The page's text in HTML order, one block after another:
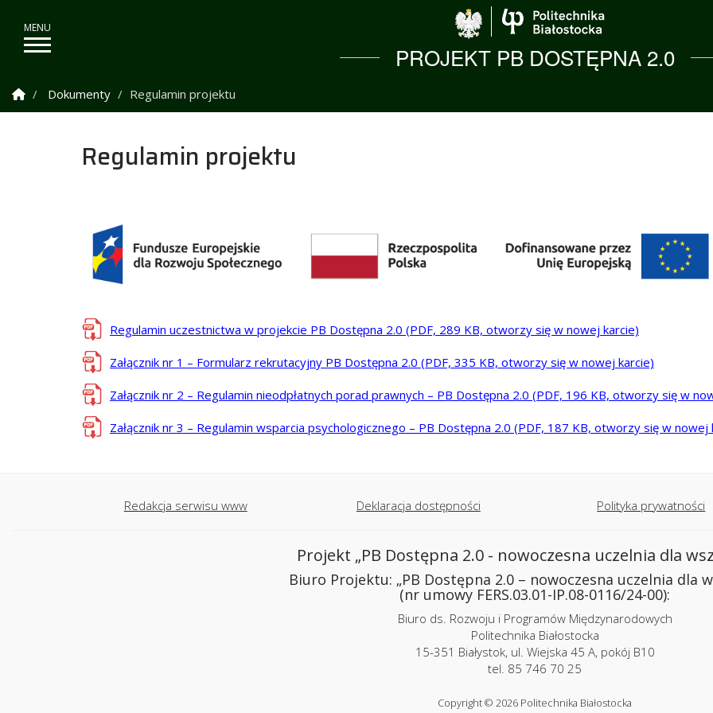
PROJEKT PB DOSTĘPNA 2.0
Strona Główna
Dokumenty Regulamin projektu
Regulamin projektu
Regulamin uczestnictwa w projekcie PB Dostępna 2.0 (PDF, 289 KB, otworzy się w nowej karcie)
Załącznik nr 1 – Formularz rekrutacyjny PB Dostępna 2.0 (PDF, 335 KB, otworzy się w nowej karcie)
Załącznik nr 2 – Regulamin nieodpłatnych porad prawnych – PB Dostępna 2.0 (PDF, 196 KB, otworzy się w
Załącznik nr 3 – Regulamin wsparcia psychologicznego – PB Dostępna 2.0 (PDF, 187 KB, otworzy się w nowej
Redakcja serwisu www Deklaracja dostępności Polityka prywatności
Projekt „PB Dostępna 2.0 - nowoczesna uczelnia dla
Biuro Projektu: „PB Dostępna 2.0 – nowoczesna uczelnia dla
(nr umowy FERS.03.01-IP.08-0116/24-00):
Biuro ds. Rozwoju i Programów Międzynarodowych
Politechnika Białostocka
15-351 Białystok, ul. Wiejska 45 A, pokój B10
tel. 85 746 70 25
Copyright © 2026 Politechnika Białostocka